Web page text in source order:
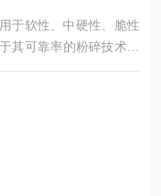
于软性、中硬性、脆性
其可靠率的粉碎技术和
间内进行温和、、高重
能够保证可信的分析结
样品前处理过程的理想